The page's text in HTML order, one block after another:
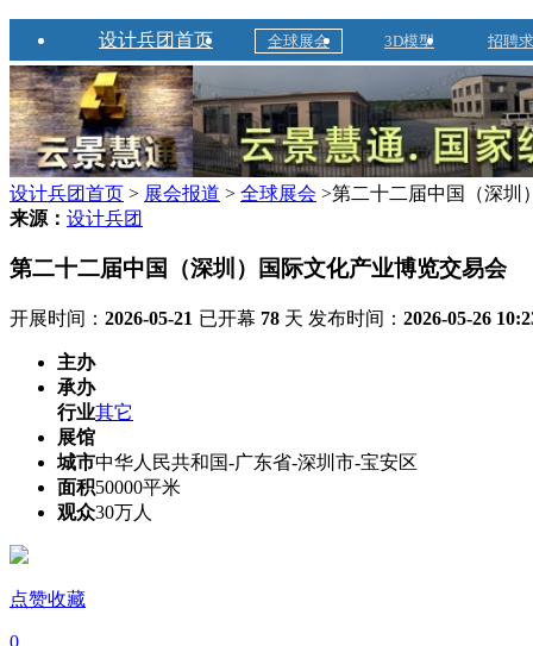
设计兵团首页 全球展会 3D模型 招聘
设计兵团首页 > 展会报道 > 全球展会 >第二十二届中国（深圳
来源： 设计兵团
第二十二届中国（深圳）国际文化产业博览交易会
开展时间： 2026-05-21 已开幕 78 天 发布时间： 2026-05-26
主办
承办
行业其它
展馆
城市中华人民共和国-广东省-深圳市-宝安区
面积50000平米
观众30万人
点赞收藏
0